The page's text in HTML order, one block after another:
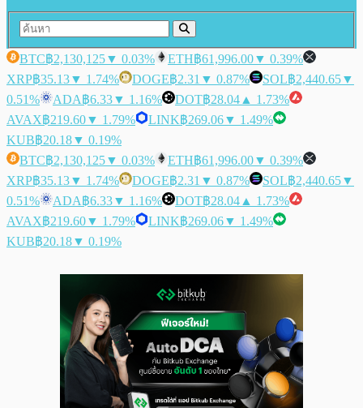
BTC฿2,130,125▼ 0.03% ETH฿61,996.00▼ 0.39%
XRP฿35.13▼ 1.74% DOGE฿2.31 ▼ 0.87% SOL฿2,440.65▼
0.51%
ADA฿6.33▼ 1.16% DOT฿28.04 ▲ 1.73%
AVAX฿219.60▼ 1.79% LINK฿269.06▼ 1.49%
KUB฿20.18▼ 0.19%
BTC฿2,130,125▼ 0.03% ETH฿61,996.00▼ 0.39%
XRP฿35.13▼ 1.74% DOGE฿2.31 ▼ 0.87% SOL฿2,440.65▼
0.51%
ADA฿6.33▼ 1.16% DOT฿28.04 ▲ 1.73%
AVAX฿219.60▼ 1.79% LINK฿269.06▼ 1.49%
KUB฿20.18▼ 0.19%